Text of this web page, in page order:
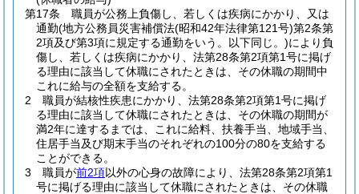
第17条
職員が公務上負傷し、若しくは疾病にかかり、又は
通勤(地方公務員災害補償法(昭和42年法律第121号)第2条第
2項及び第3項に規定する通勤をいう。以下同じ。)により負
傷し、若しくは疾病にかかり、法第28条第2項第1号に掲げ
る理由に該当して休職にされたときは、その休職の期間中
これに給与の全額を支給する。
2
職員が結核性疾患にかかり、法第28条第2項第1号に掲げ
る理由に該当して休職にされたときは、その休職の期間が
満2年に達するまでは、これに給料、扶養手当、地域手当、
住居手当及び期末手当のそれぞれの100分の80を支給する
ことができる。
3
職員が前2項以外の心身の故障により、法第28条第2項第1
号に掲げる理由に該当して休職にされたときは、その休職